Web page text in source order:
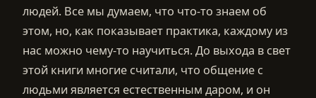
людей. Все мы думаем, что что-то знаем об
этом, но, как показывает практика, каждому из
нас можно чему-то научиться. До выхода в свет
этой книги многие считали, что общение с
людьми является естественным даром, и он